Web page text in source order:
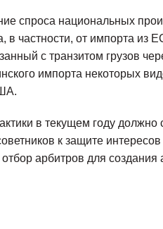
спроса национальных
в частности, от импорта из
с транзитом грузов
импорта некоторых
в текущем году должно
к защите
арбитров для